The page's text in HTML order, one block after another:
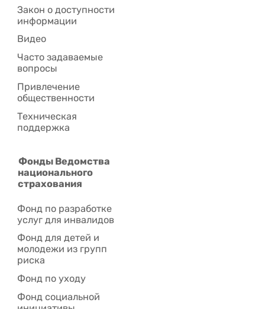
Закон о доступности
информации
Видео
Часто задаваемые
вопросы
Привлечение
общественности
Техническая
поддержка
Фонды Ведомства
национального
страхования
Фонд по разработке
услуг для инвалидов
Фонд для детей и
молодежи из групп
риска
Фонд по уходу
Фонд социальной